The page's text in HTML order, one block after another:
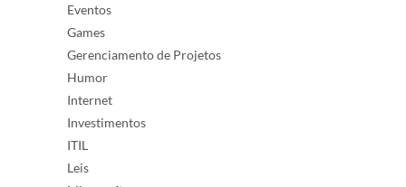
Eventos
Games
Gerenciamento de Projetos
Humor
Internet
Investimentos
ITIL
Leis